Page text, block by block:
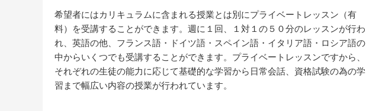
希望者にはカリキュラムに含まれる授業とは別にプライベートレッスン（有
料）を受講することができます。週に１回、１対１の５０分のレッスンが行わ
れ、英語の他、フランス語・ドイツ語・スペイン語・イタリア語・ロシア語の
中からいくつでも受講することができます。プライベートレッスンですから、
それぞれの生徒の能力に応じて基礎的な学習から日常会話、資格試験の為の学
習まで幅広い内容の授業が行われています。